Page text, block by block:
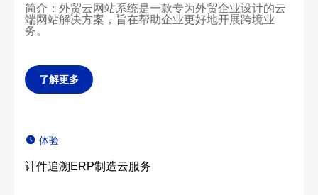
简介：外贸云网站系统是一款专为外贸企业设计的云
端网站解决方案，旨在帮助企业更好地开展跨境业
务。
了解更多
体验
计件追溯ERP制造云服务